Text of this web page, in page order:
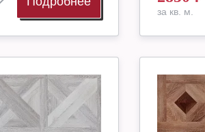
за кв. м.